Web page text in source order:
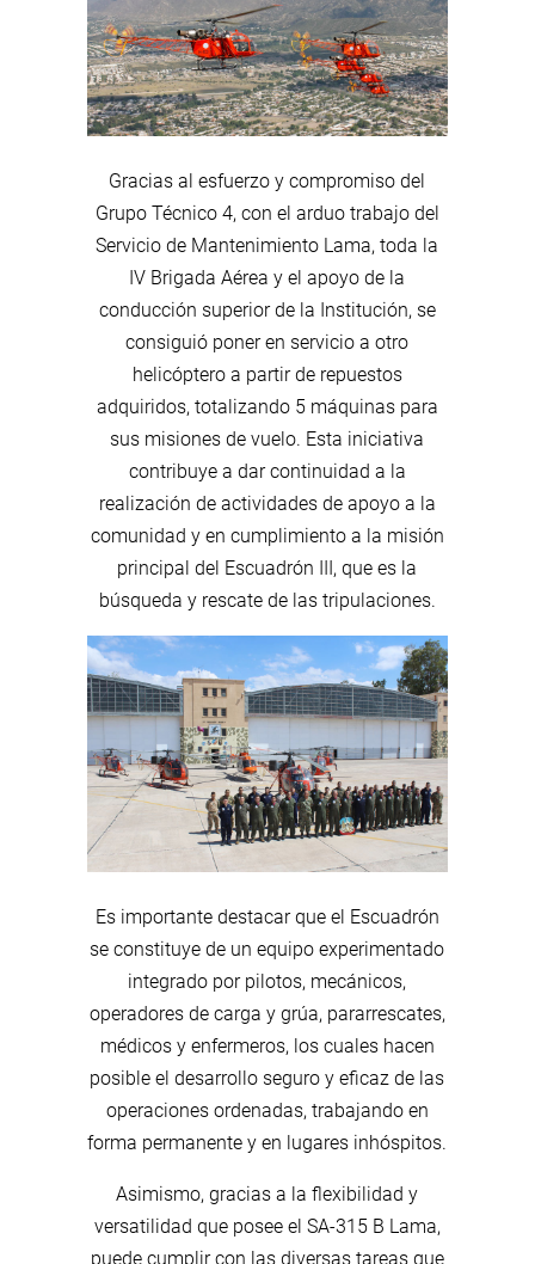
Gracias al esfuerzo y compromiso del
Grupo Técnico 4, con el arduo trabajo del
Servicio de Mantenimiento Lama, toda la
IV Brigada Aérea y el apoyo de la
conducción superior de la Institución, se
consiguió poner en servicio a otro
helicóptero a partir de repuestos
adquiridos, totalizando 5 máquinas para
sus misiones de vuelo. Esta iniciativa
contribuye a dar continuidad a la
realización de actividades de apoyo a la
comunidad y en cumplimiento a la misión
principal del Escuadrón III, que es la
búsqueda y rescate de las tripulaciones.
Es importante destacar que el Escuadrón
se constituye de un equipo experimentado
integrado por pilotos, mecánicos,
operadores de carga y grúa, pararrescates,
médicos y enfermeros, los cuales hacen
posible el desarrollo seguro y eficaz de las
operaciones ordenadas, trabajando en
forma permanente y en lugares inhóspitos.
Asimismo, gracias a la flexibilidad y
versatilidad que posee el SA-315 B Lama,
puede cumplir con las diversas tareas que